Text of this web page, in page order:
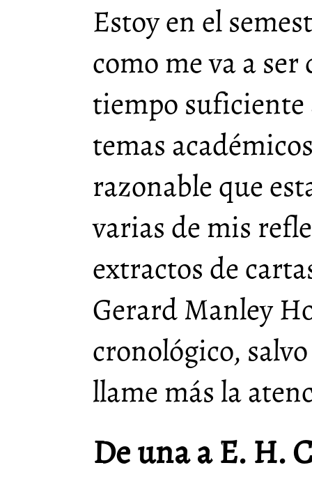
Estoy en el
como me va a
tiempo
temas
razonable que
varias de mis
extractos de
Gerard Manley
cronológico,
llame más la
De una a E. H.